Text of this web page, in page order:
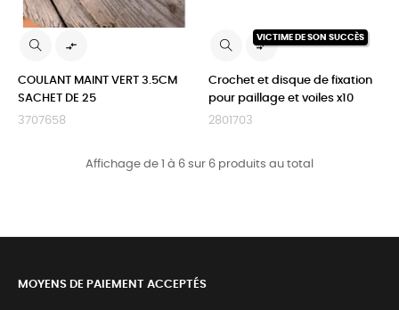

COULANT MAINT VERT 3.5CM
SACHET DE 25
3707658
VICTIME DE SON SUCCÈS

Crochet et disque de fixation
pour paillage et voiles x10
2801703
Affichage de 1 à 6 sur 6 produits au total
MOYENS DE PAIEMENT ACCEPTÉS